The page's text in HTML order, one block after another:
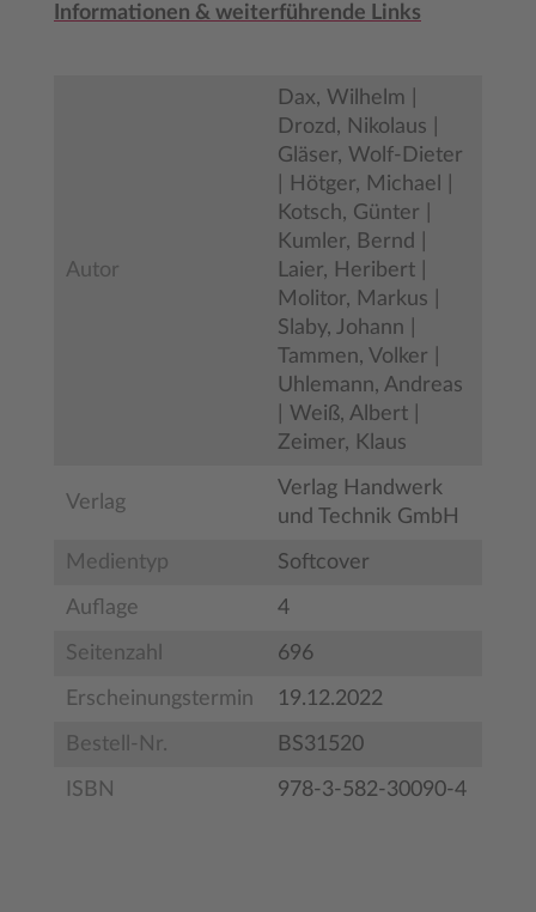
Informationen & weiterführende Links
Autor
Dax, Wilhelm |
Drozd, Nikolaus |
Gläser, Wolf-Dieter
| Hötger, Michael |
Kotsch, Günter |
Kumler, Bernd |
Laier, Heribert |
Molitor, Markus |
Slaby, Johann |
Tammen, Volker |
Uhlemann, Andreas
| Weiß, Albert |
Zeimer, Klaus
Verlag
Verlag Handwerk
und Technik GmbH
Medientyp Softcover
Auflage 4
Seitenzahl 696
Erscheinungstermin 19.12.2022
Bestell-Nr. BS31520
ISBN 978-3-582-30090-4